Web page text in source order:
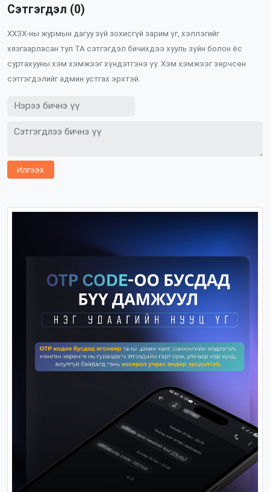
Сэтгэгдэл (0)
ХХЗХ-ны журмын дагуу зүй зохисгүй зарим үг, хэллэгийг
хязгаарласан тул ТА сэтгэгдэл бичихдээ хууль зүйн болон ёс
суртахууны хэм хэмжээг хүндэтгэнэ үү. Хэм хэмжээг зөрчсөн
сэтгэгдэлийг админ устгах эрхтэй.
Илгээх